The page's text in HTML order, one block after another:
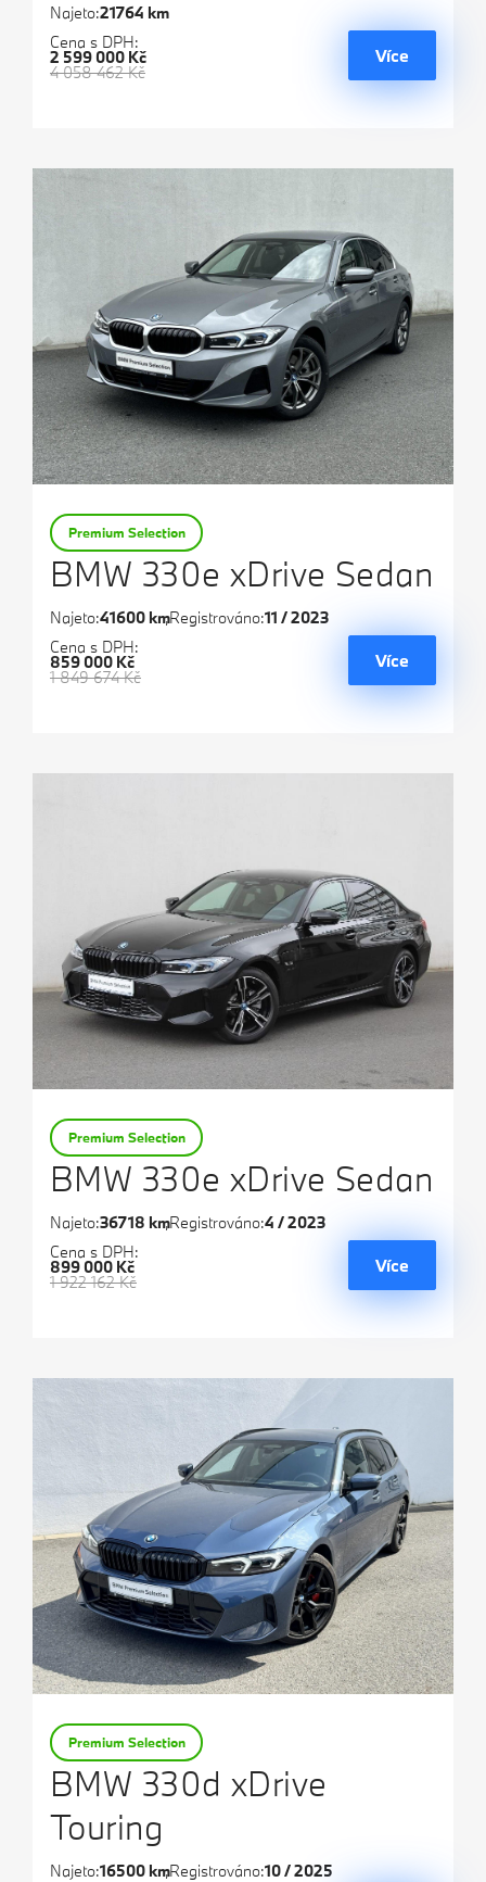
Najeto:21764 km
Cena s DPH:
4 058 462 Kč
2 599 000 Kč Více
BMW 330e xDrive Sedan
Premium Selection
Najeto:41600 kmRegistrováno:11 / 2023
Cena s DPH:
1 849 674 Kč
859 000 Kč Více
BMW 330e xDrive Sedan
Premium Selection
Najeto:36718 kmRegistrováno:4 / 2023
Cena s DPH:
1 922 162 Kč
899 000 Kč Více
BMW 330d xDrive
Touring
Premium Selection
Najeto:16500 kmRegistrováno:10 / 2025